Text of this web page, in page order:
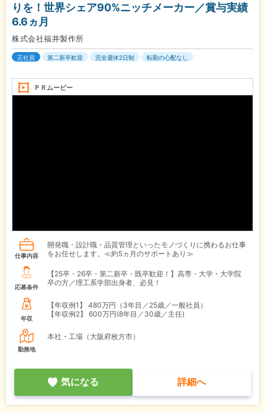
りを！世界シェア90%ニッチメーカー／賞与実績
6.6ヵ月
株式会社福井製作所
正社員 第二新卒歓迎 完全週休2日制 転勤の心配なし
ＰＲムービー
仕事内容
開発職・設計職・品質管理といったモノづくりに携わるお仕事
をお任せします。≪約5ヵ月のサポートあり≫
応募条件
【25卒・26卒・第二新卒・既卒歓迎！】高専・大学・大学院
卒の方／理工系学部出身者、必見！
年収
【年収例1】
480万円（3年目／25歳／一般社員）
【年収例2】
600万円(8年目／30歳／主任)
勤務地
本社・工場（大阪府枚方市）
気になる 詳細へ